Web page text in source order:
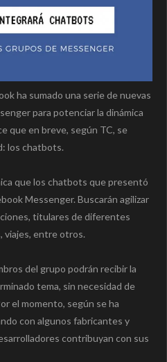
ha sumado una serie de nuevas
para potenciar la dinámica
que en breve, según TC, se
los chatbots.
que los chatbots que presentó
Messenger. Buscarán agilizar
titulares de diferentes
viajes, entre otros.
del grupo podrán recibir la
tema, sin necesidad de
el momento, según se ha
con algunos fabricantes y
contribuyan con sus